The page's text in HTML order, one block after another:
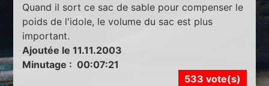
Quand il sort ce sac de sable pour compenser le
poids de l'idole, le volume du sac est plus
important.
Ajoutée le 11.11.2003
Minutage : 00:07:21
533 vote(s)